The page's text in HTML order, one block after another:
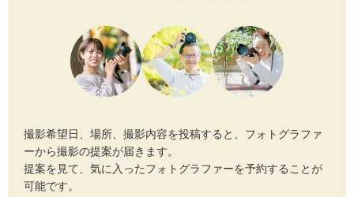
撮影希望日、場所、撮影内容を投稿すると、フォトグラファ
ーから撮影の提案が届きます。
提案を見て、気に入ったフォトグラファーを予約することが
可能です。